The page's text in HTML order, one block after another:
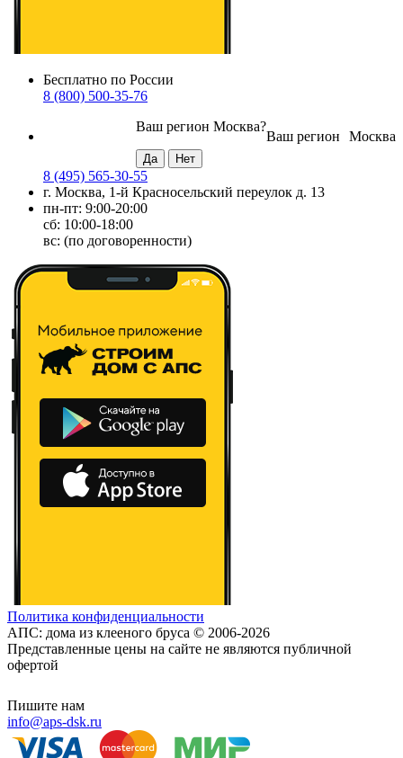
Бесплатно по России
8 (800) 500-35-76
Москва
Ваш регион
Ваш регион Москва?
8 (495) 565-30-55
г. Москва, 1-й Красносельский переулок д. 13
пн-пт: 9:00-20:00
сб: 10:00-18:00
вс: (по договоренности)
Политика конфиденциальности
АПС: дома из клееного бруса © 2006-2026
Представленные цены на сайте не являются публичной
офертой
Пишите нам
info@aps-dsk.ru